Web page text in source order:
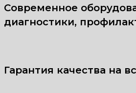
Современное
диагностики,
Гарантия качества на